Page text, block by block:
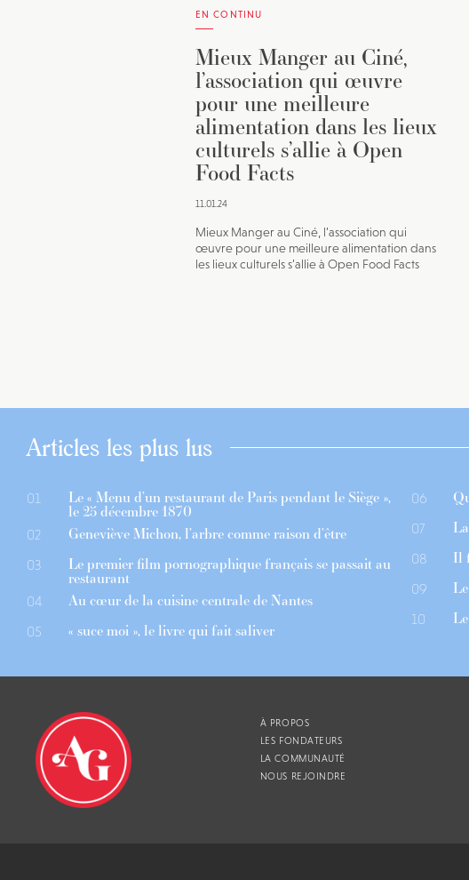
EN CONTINU
Mieux Manger au Ciné,
l’association qui œuvre
pour une meilleure
alimentation dans les lieux
culturels s’allie à Open
Food Facts
11.01.24
Mieux Manger au Ciné, l’association qui
œuvre pour une meilleure alimentation dans
les lieux culturels s’allie à Open Food Facts
Articles les plus lus
01 Le « Menu d’un restaurant de Paris pendant le Siège »,
le 25 décembre 1870
02 Geneviève Michon, l’arbre comme raison d’être
03 Le premier film pornographique français se passait au
restaurant
04 Au cœur de la cuisine centrale de Nantes
05 « suce moi », le livre qui fait saliver
06
07
08 Il
09
10
À PROPOS
LES FONDATEURS
LA COMMUNAUTÉ
NOUS REJOINDRE